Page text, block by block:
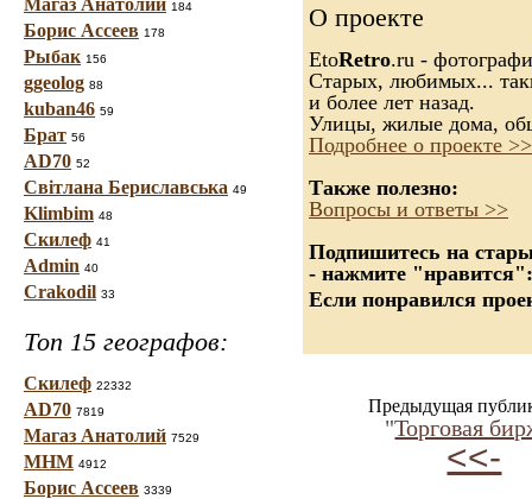
Магаз Анатолий 184
Борис Ассеев 178
Рыбак 156
ggeolog 88
kuban46 59
Брат 56
AD70 52
Світлана Бериславська 49
Klimbim 48
Скилеф 41
Admin 40
Crakodil 33
Топ 15 географов:
Скилеф 22332
AD70 7819
Магаз Анатолий 7529
МНМ 4912
Борис Ассеев 3339
О проекте
EtoRetro.ru -
Старых, любимых...
и более лет назад.
Улицы, жилые дома,
Подробнее о проекте >>
Также полезно:
Вопросы и ответы >>
Подпишитесь на
- нажмите "нравится":
Если понравился
Предыдущая
"Торговая
<<-